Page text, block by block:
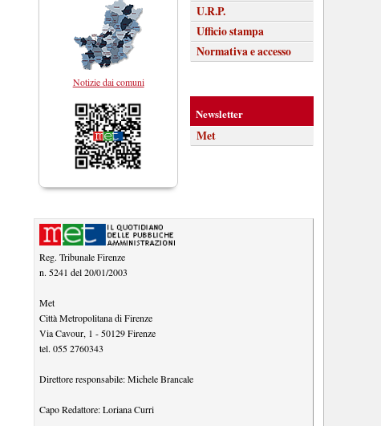
Notizie dai comuni
U.R.P.
Ufficio stampa
Normativa e accesso
Newsletter
Met
Reg. Tribunale Firenze
n. 5241 del 20/01/2003
Met
Città Metropolitana di Firenze
Via Cavour, 1 - 50129 Firenze
tel. 055 2760343
Direttore responsabile:Michele Brancale
Capo Redattore:Loriana Curri